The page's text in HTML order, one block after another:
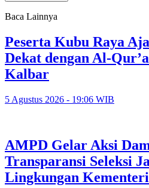
Baca Lainnya
Peserta Kubu Raya
Dekat dengan Al-
Kalbar
5 Agustus 2026 - 19:06 WIB
AMPD Gelar Aksi
Transparansi Seleksi
Lingkungan